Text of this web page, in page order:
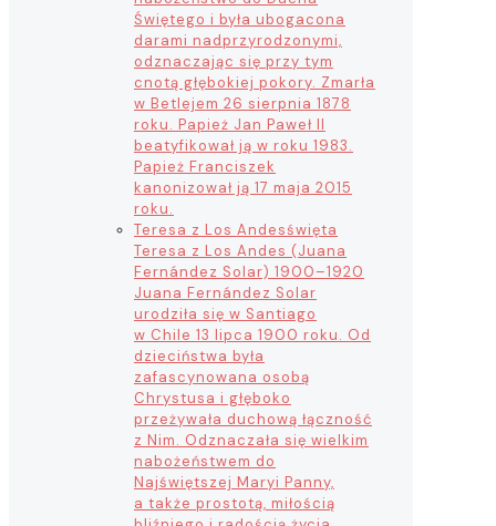
Świętego i była ubogacona
darami nadprzyrodzonymi,
odznaczając się przy tym
cnotą głębokiej pokory. Zmarła
w Betlejem 26 sierpnia 1878
roku. Papież Jan Paweł II
beatyfikował ją w roku 1983.
Papież Franciszek
kanonizował ją 17 maja 2015
roku.
Teresa z Los Andesświęta
Teresa z Los Andes (Juana
Fernández Solar) 1900–1920
Juana Fernández Solar
urodziła się w Santiago
w Chile 13 lipca 1900 roku. Od
dzieciństwa była
zafascynowana osobą
Chrystusa i głęboko
przeżywała duchową łączność
z Nim. Odznaczała się wielkim
nabożeństwem do
Najświętszej Maryi Panny,
a także prostotą, miłością